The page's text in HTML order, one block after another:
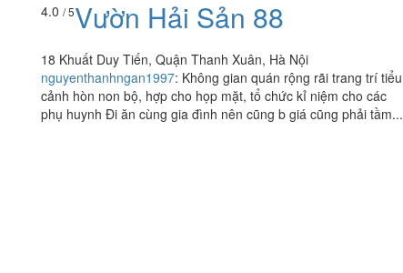
4.0 / 5Vườn Hải Sản 88
18 Khuất Duy Tiến, Quận Thanh Xuân, Hà Nội
nguyenthanhngan1997: Không gian quán rộng rãi trang trí tiểu
cảnh hòn non bộ, hợp cho họp mặt, tổ chức kỉ niệm cho các
phụ huynh Đi ăn cùng gia đình nên cũng b giá cũng phải tầm...